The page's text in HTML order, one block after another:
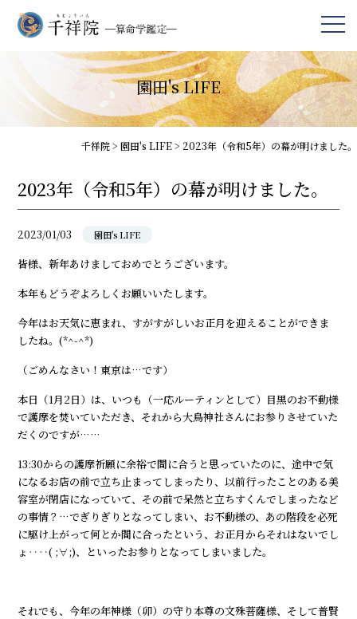
園田's LIFE
千祥院> 園田's LIFE> 2023年（令和5年）の幕が明けました。
2023年（令和5年）の幕が明けました。
2023/01/03 園田's LIFE
皆様、新年あけましておめでとうございます。
本年もどうぞよろしくお願いいたします。
今年はお天気に恵まれ、すがすがしいお正月を迎えることができま
したね。(*^-^*)
（ごめんなさい！東京は…です）
本日（1月2日）は、いつも（一応ルーティンとして）目黒のお不動様
で護摩を焚いていただき、それから大鳥神社さんにお参りさせていた
だくのですが……
13:30からの護摩祈願に余裕で間に合うと思っていたのに、途中で気
になるお店の前で立ち止まってしまったり、以前行ったことのある美
容室が閉店になっていて、その前で呆然と立ちすくんでしまったなど
の事情？…でぎりぎりとなってしまい、お不動様の、あの階段を必死
に駆け上がって何とか間に合ったという、お正月からそれはないでし
ょ‥‥( ;∀;)、といったお参りとなってしまいました。
それでも、今年の年神様（卯）の守り本尊の文殊菩薩様、そして普賢